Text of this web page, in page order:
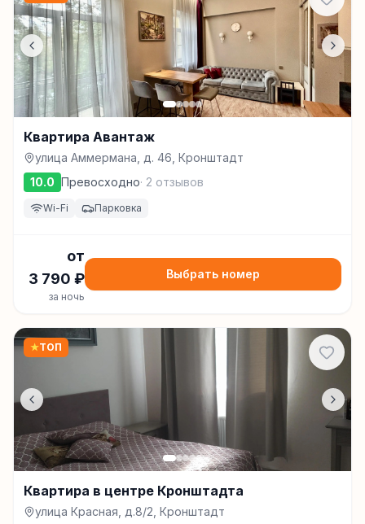
Квартира Авантаж
улица Аммермана, д. 46, Кронштадт
10.0 Превосходно· 2 отзывов
Wi-Fi Парковка
от
3 790 ₽
за ночь
Выбрать номер
★ТОП
Квартира в центре Кронштадта
улица Красная, д.8/2, Кронштадт